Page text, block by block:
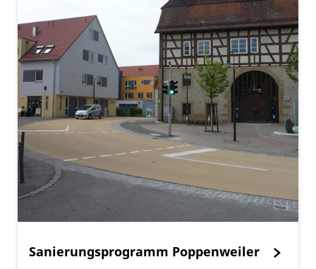
Sanierungsprogramm Poppenweiler